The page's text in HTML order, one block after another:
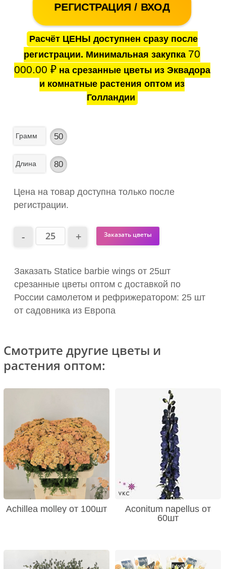
РЕГИСТРАЦИЯ / ВХОД
Расчёт ЦЕНЫ доступнен сразу после
регистрации. Минимальная закупка 70
000.00 ₽на срезанные цветы из Эквадора
и комнатные растения оптом из
Голландии
Грамм 50
Длина 80
Цена на товар доступна только после
регистрации.
Заказать цветы
Заказать Statice barbie wings от 25шт
срезанные цветы оптом с доставкой по
России самолетом и рефрижератором: 25 шт
от садовника из Европа
Смотрите другие цветы и
растения оптом:
Achillea molley от 100шт
Aconitum napellus от
60шт